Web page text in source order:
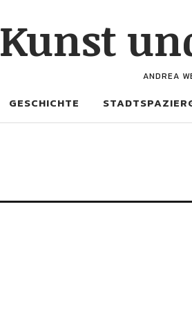
Kunst
ANDREA
GESCHICHTE